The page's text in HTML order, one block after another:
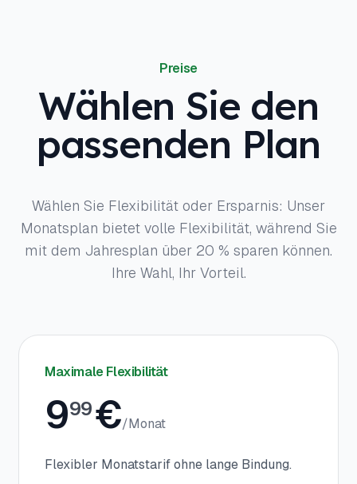
Preise
Wählen Sie den
passenden Plan
Wählen Sie Flexibilität oder Ersparnis: Unser
Monatsplan bietet volle Flexibilität, während Sie
mit dem Jahresplan über 20 % sparen können.
Ihre Wahl, Ihr Vorteil.
Maximale Flexibilität
999 €/Monat
Flexibler Monatstarif ohne lange Bindung.